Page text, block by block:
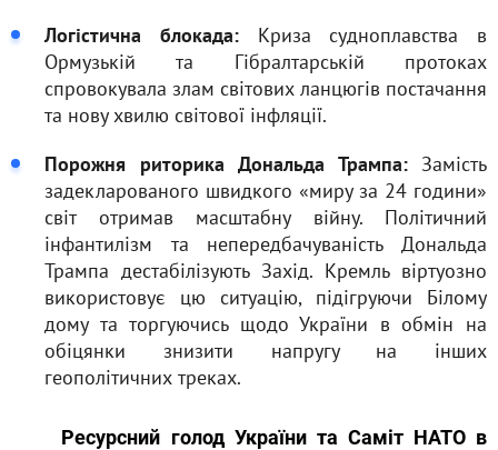
Логістична блокада:Криза судноплавства в
Ормузькій та Гібралтарській протоках
спровокувала злам світових ланцюгів постачання
та нову хвилю світової інфляції.
Порожня риторика Дональда Трампа:Замість
задекларованого швидкого «миру за 24 години»
світ отримав масштабну війну. Політичний
інфантилізм та непередбачуваність Дональда
Трампа дестабілізують Захід. Кремль віртуозно
використовує цю ситуацію, підігруючи Білому
дому та торгуючись щодо України в обмін на
обіцянки знизити напругу на інших
геополітичних треках.
Ресурсний голод України та Саміт НАТО в